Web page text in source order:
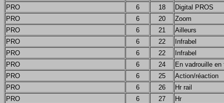
PRO
6 18
Digital PROS
PRO
6 20
Zoom
PRO
6 21
Ailleurs
PRO
6 22
Infrabel
PRO
6 22
Infrabel
PRO
6 24
En vadrouille en
PRO
6 25
Action/réaction
PRO
6 26
Hr rail
PRO
6 27
Hr